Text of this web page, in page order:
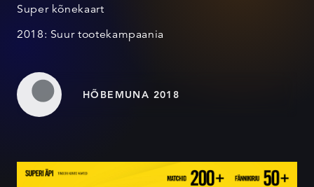
Super kõnekaart
2018: Suur tootekampaania
HÕBEMUNA 2018